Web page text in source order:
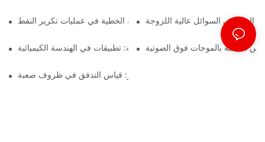
دور عدادات الكثافة الخطية في عمليات تكرير النفطفي السوائل عالية اللزوجة
مقاييس تدفق الكتلة الحرارية: تطبيقات في الهندسة الكيميائية
الكثافة بالموجات فوق الصوتية
عدادات التدفق من أنوبار: قياس التدفق في ظروف صعبة